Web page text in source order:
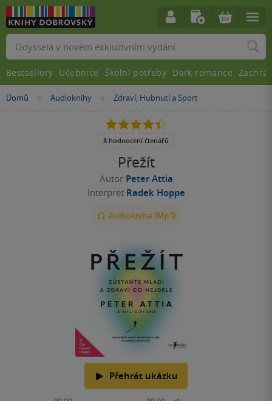
Nacházíte
Domů »Audioknihy »
Zdraví, Hubnutí a Sport
Přežít
Autor Peter Attia
Interpret Radek Hoppe
Audiokniha (Mp3)
Přehrát ukázku
4.4
5
8 hodnocení čtenářů
Vyhledávání
Bestsellery Učebnice Školní potřeby Dark romance